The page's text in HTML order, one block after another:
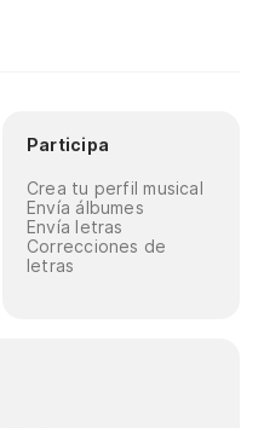
Participa
Crea tu perfil musical
Envía álbumes
Envía letras
Correcciones de
letras